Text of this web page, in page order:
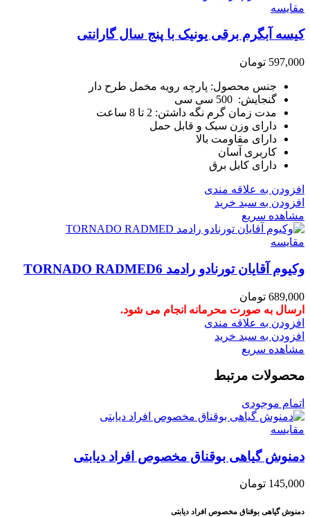
مقایسه
کیسه آبگرم برقی یونیک با پنج سال گارانتی
597,000 تومان
جنس محصول: پارچه رویه مخمل طرح دار
گنجایش: 500 سی سی
مدت زمان گرم نگه داشتن: 2 تا 8 ساعت
دارای وزن سبک و قابل حمل
دارای مقاومت بالا
کاربری آسان
دارای کابل برق
افزودن به علاقه مندی
افزودن به سبد خرید
مشاهده سریع
مقایسه
وکیوم آقایان تورنادو رادمد TORNADO RADMED6
689,000 تومان
ارسال به صورت محرمانه انجام می شود.
افزودن به علاقه مندی
افزودن به سبد خرید
مشاهده سریع
محصولات مرتبط
اتمام موجودی
مقایسه
دمنوش گیاهی بوقناق مخصوص افراد دیابتی
145,000 تومان
دمنوش گیاهی بوقناق مخصوص افراد دیابتی